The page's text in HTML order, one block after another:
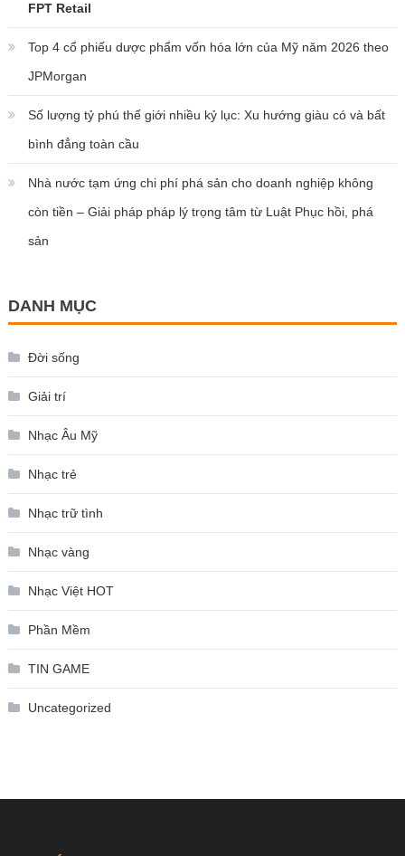
FPT Retail
Top 4 cổ phiếu dược phẩm vốn hóa lớn của Mỹ năm 2026 theo
JPMorgan
Số lượng tỷ phú thế giới nhiều kỷ lục: Xu hướng giàu có và bất
bình đẳng toàn cầu
Nhà nước tạm ứng chi phí phá sản cho doanh nghiệp không
còn tiền – Giải pháp pháp lý trọng tâm từ Luật Phục hồi, phá
sản
DANH MỤC
Đời sống
Giải trí
Nhạc Âu Mỹ
Nhạc trẻ
Nhạc trữ tình
Nhạc vàng
Nhạc Việt HOT
Phần Mềm
TIN GAME
Uncategorized